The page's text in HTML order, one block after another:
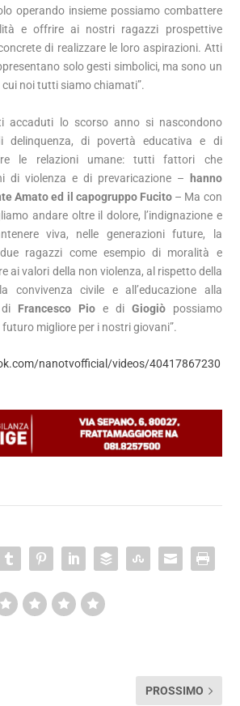
operando insieme possiamo combattere
e offrire ai nostri ragazzi prospettive
di realizzare le loro aspirazioni. Atti
solo gesti simbolici, ma sono un
cui noi tutti siamo chiamati”.
accaduti lo scorso anno si nascondono
delinquenza, di povertà educativa e di
le relazioni umane: tutti fattori che
di violenza e di prevaricazione –
hanno
Amato ed il capogruppo Fucito– Ma con
andare oltre il dolore, l’indignazione e
viva, nelle generazioni future, la
ragazzi come esempio di moralità e
ai valori della non violenza, al rispetto della
convivenza civile e all’educazione alla
Francesco Pioe di Giogiòpossiamo
migliore per i nostri giovani”.
nanotvofficial/videos/40417867230
PROSSIMO